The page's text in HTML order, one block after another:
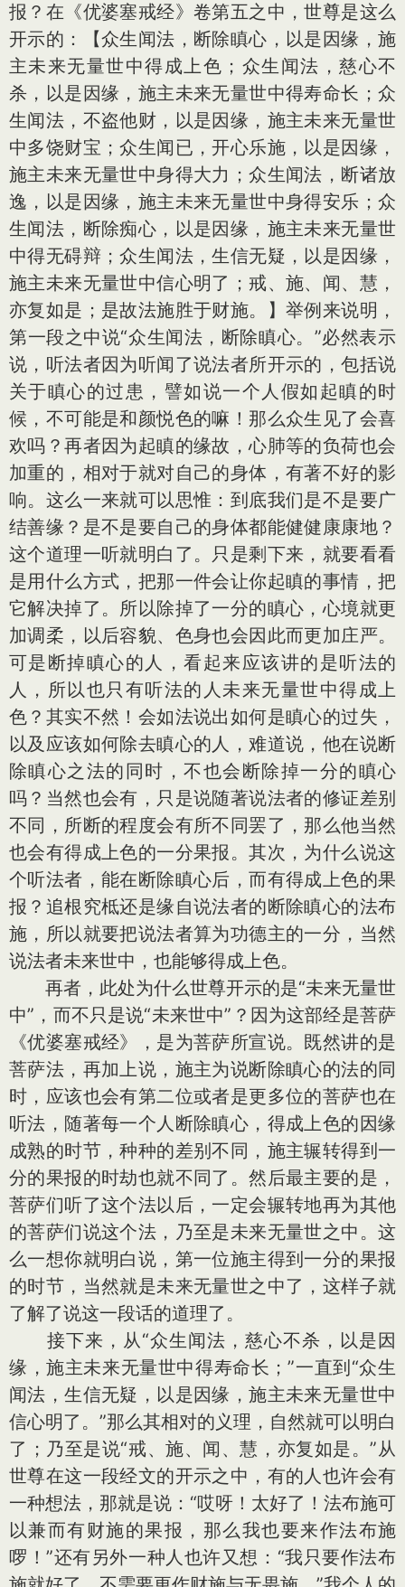
报？在《优婆塞戒经》卷第五之中，世尊是这么
开示的：【众生闻法，断除瞋心，以是因缘，施
主未来无量世中得成上色；众生闻法，慈心不
杀，以是因缘，施主未来无量世中得寿命长；众
生闻法，不盗他财，以是因缘，施主未来无量世
中多饶财宝；众生闻已，开心乐施，以是因缘，
施主未来无量世中身得大力；众生闻法，断诸放
逸，以是因缘，施主未来无量世中身得安乐；众
生闻法，断除痴心，以是因缘，施主未来无量世
中得无碍辩；众生闻法，生信无疑，以是因缘，
施主未来无量世中信心明了；戒、施、闻、慧，
亦复如是；是故法施胜于财施。】举例来说明，
第一段之中说“众生闻法，断除瞋心。”必然表示
说，听法者因为听闻了说法者所开示的，包括说
关于瞋心的过患，譬如说一个人假如起瞋的时
候，不可能是和颜悦色的嘛！那么众生见了会喜
欢吗？再者因为起瞋的缘故，心肺等的负荷也会
加重的，相对于就对自己的身体，有著不好的影
响。这么一来就可以思惟：到底我们是不是要广
结善缘？是不是要自己的身体都能健健康康地？
这个道理一听就明白了。只是剩下来，就要看看
是用什么方式，把那一件会让你起瞋的事情，把
它解决掉了。所以除掉了一分的瞋心，心境就更
加调柔，以后容貌、色身也会因此而更加庄严。
可是断掉瞋心的人，看起来应该讲的是听法的
人，所以也只有听法的人未来无量世中得成上
色？其实不然！会如法说出如何是瞋心的过失，
以及应该如何除去瞋心的人，难道说，他在说断
除瞋心之法的同时，不也会断除掉一分的瞋心
吗？当然也会有，只是说随著说法者的修证差别
不同，所断的程度会有所不同罢了，那么他当然
也会有得成上色的一分果报。其次，为什么说这
个听法者，能在断除瞋心后，而有得成上色的果
报？追根究柢还是缘自说法者的断除瞋心的法布
施，所以就要把说法者算为功德主的一分，当然
说法者未来世中，也能够得成上色。
再者，此处为什么世尊开示的是“未来无量世
中”，而不只是说“未来世中”？因为这部经是菩萨
《优婆塞戒经》，是为菩萨所宣说。既然讲的是
菩萨法，再加上说，施主为说断除瞋心的法的同
时，应该也会有第二位或者是更多位的菩萨也在
听法，随著每一个人断除瞋心，得成上色的因缘
成熟的时节，种种的差别不同，施主辗转得到一
分的果报的时劫也就不同了。然后最主要的是，
菩萨们听了这个法以后，一定会辗转地再为其他
的菩萨们说这个法，乃至是未来无量世之中。这
么一想你就明白说，第一位施主得到一分的果报
的时节，当然就是未来无量世之中了，这样子就
了解了说这一段话的道理了。
接下来，从“众生闻法，慈心不杀，以是因
缘，施主未来无量世中得寿命长；”一直到“众生
闻法，生信无疑，以是因缘，施主未来无量世中
信心明了。”那么其相对的义理，自然就可以明白
了；乃至是说“戒、施、闻、慧，亦复如是。”从
世尊在这一段经文的开示之中，有的人也许会有
一种想法，那就是说：“哎呀！太好了！法布施可
以兼而有财施的果报，那么我也要来作法布施
啰！”还有另外一种人也许又想：“我只要作法布